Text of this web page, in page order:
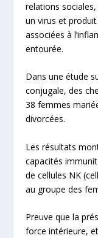
relations
un virus et
associées à
entourée.
Dans une étude
conjugale, des
38 femmes
divorcées.
Les résultats
capacités
de cellules NK
au groupe des
Preuve que la
force intérieure,